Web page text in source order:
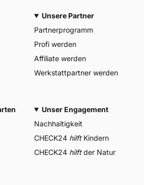
Unsere Partner
Partnerprogramm
Profi werden
Affiliate werden
Werkstattpartner werden
Unser Engagement
Nachhaltigkeit
CHECK24 hilftKindern
CHECK24 hilftder Natur